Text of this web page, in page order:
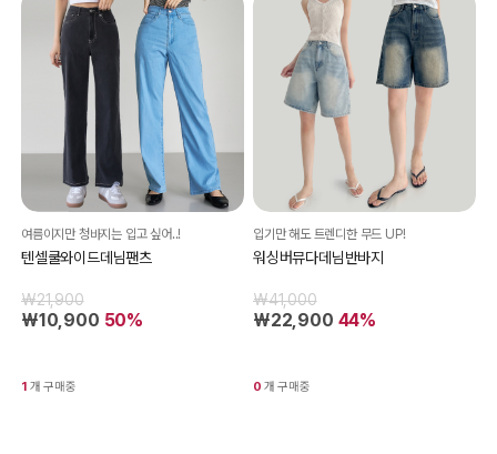
여름이지만 청바지는 입고 싶어..!
텐셀쿨와이드데님팬츠
₩21,900
₩10,900 50%
1 개 구매중
입기만 해도 트렌디한 무드 UP!
워싱버뮤다데님반바지
₩41,000
₩22,900 44%
0 개 구매중